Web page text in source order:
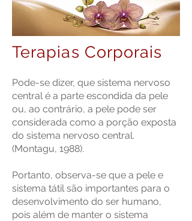
Terapias Corporais
Pode-se dizer, que sistema nervoso
central é a parte escondida da pele
ou, ao contrário, a pele pode ser
considerada como a porção exposta
do sistema nervoso central.
(Montagu, 1988).
Portanto, observa-se que a pele e
sistema tátil são importantes para o
desenvolvimento do ser humano,
pois além de manter o sistema